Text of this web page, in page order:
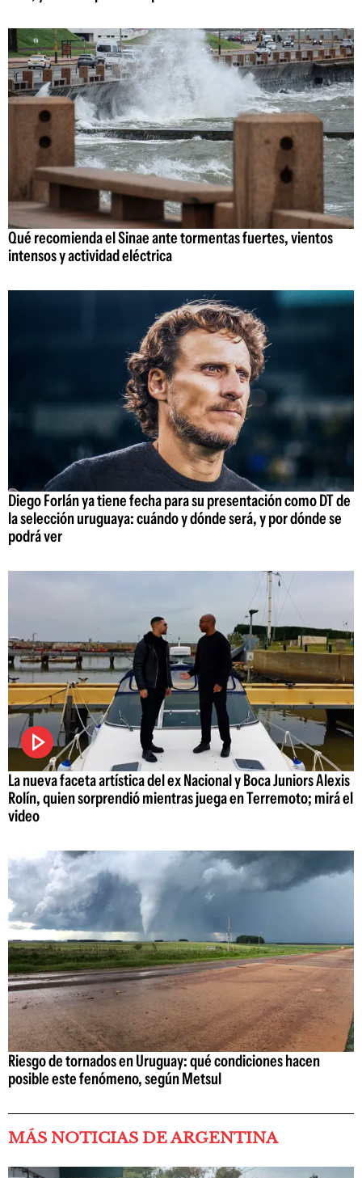
Qué recomienda el Sinae ante tormentas fuertes, vientos
intensos y actividad eléctrica
Diego Forlán ya tiene fecha para su presentación como DT de
la selección uruguaya: cuándo y dónde será, y por dónde se
podrá ver
La nueva faceta artística del ex Nacional y Boca Juniors Alexis
Rolín, quien sorprendió mientras juega en Terremoto; mirá el
video
Riesgo de tornados en Uruguay: qué condiciones hacen
posible este fenómeno, según Metsul
MÁS NOTICIAS DE ARGENTINA